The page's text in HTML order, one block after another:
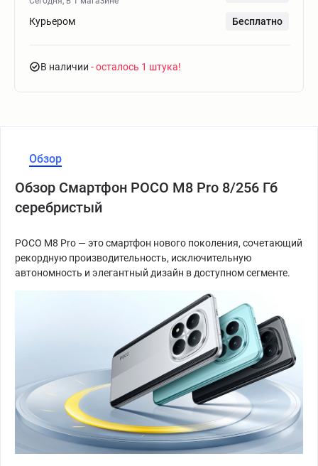
Курьером Бесплатно
В наличии - осталось 1 штука
Обзор
Обзор Смартфон POCO M8 Pro 8/256 Гб
серебристый
POCO M8 Pro — это смартфон нового поколения, сочетающий
рекордную производительность, исключительную
автономность и элегантный дизайн в доступном сегменте.